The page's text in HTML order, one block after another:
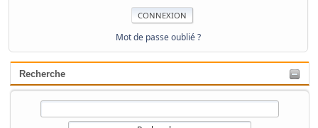
Mot de passe oublié ?
Recherche